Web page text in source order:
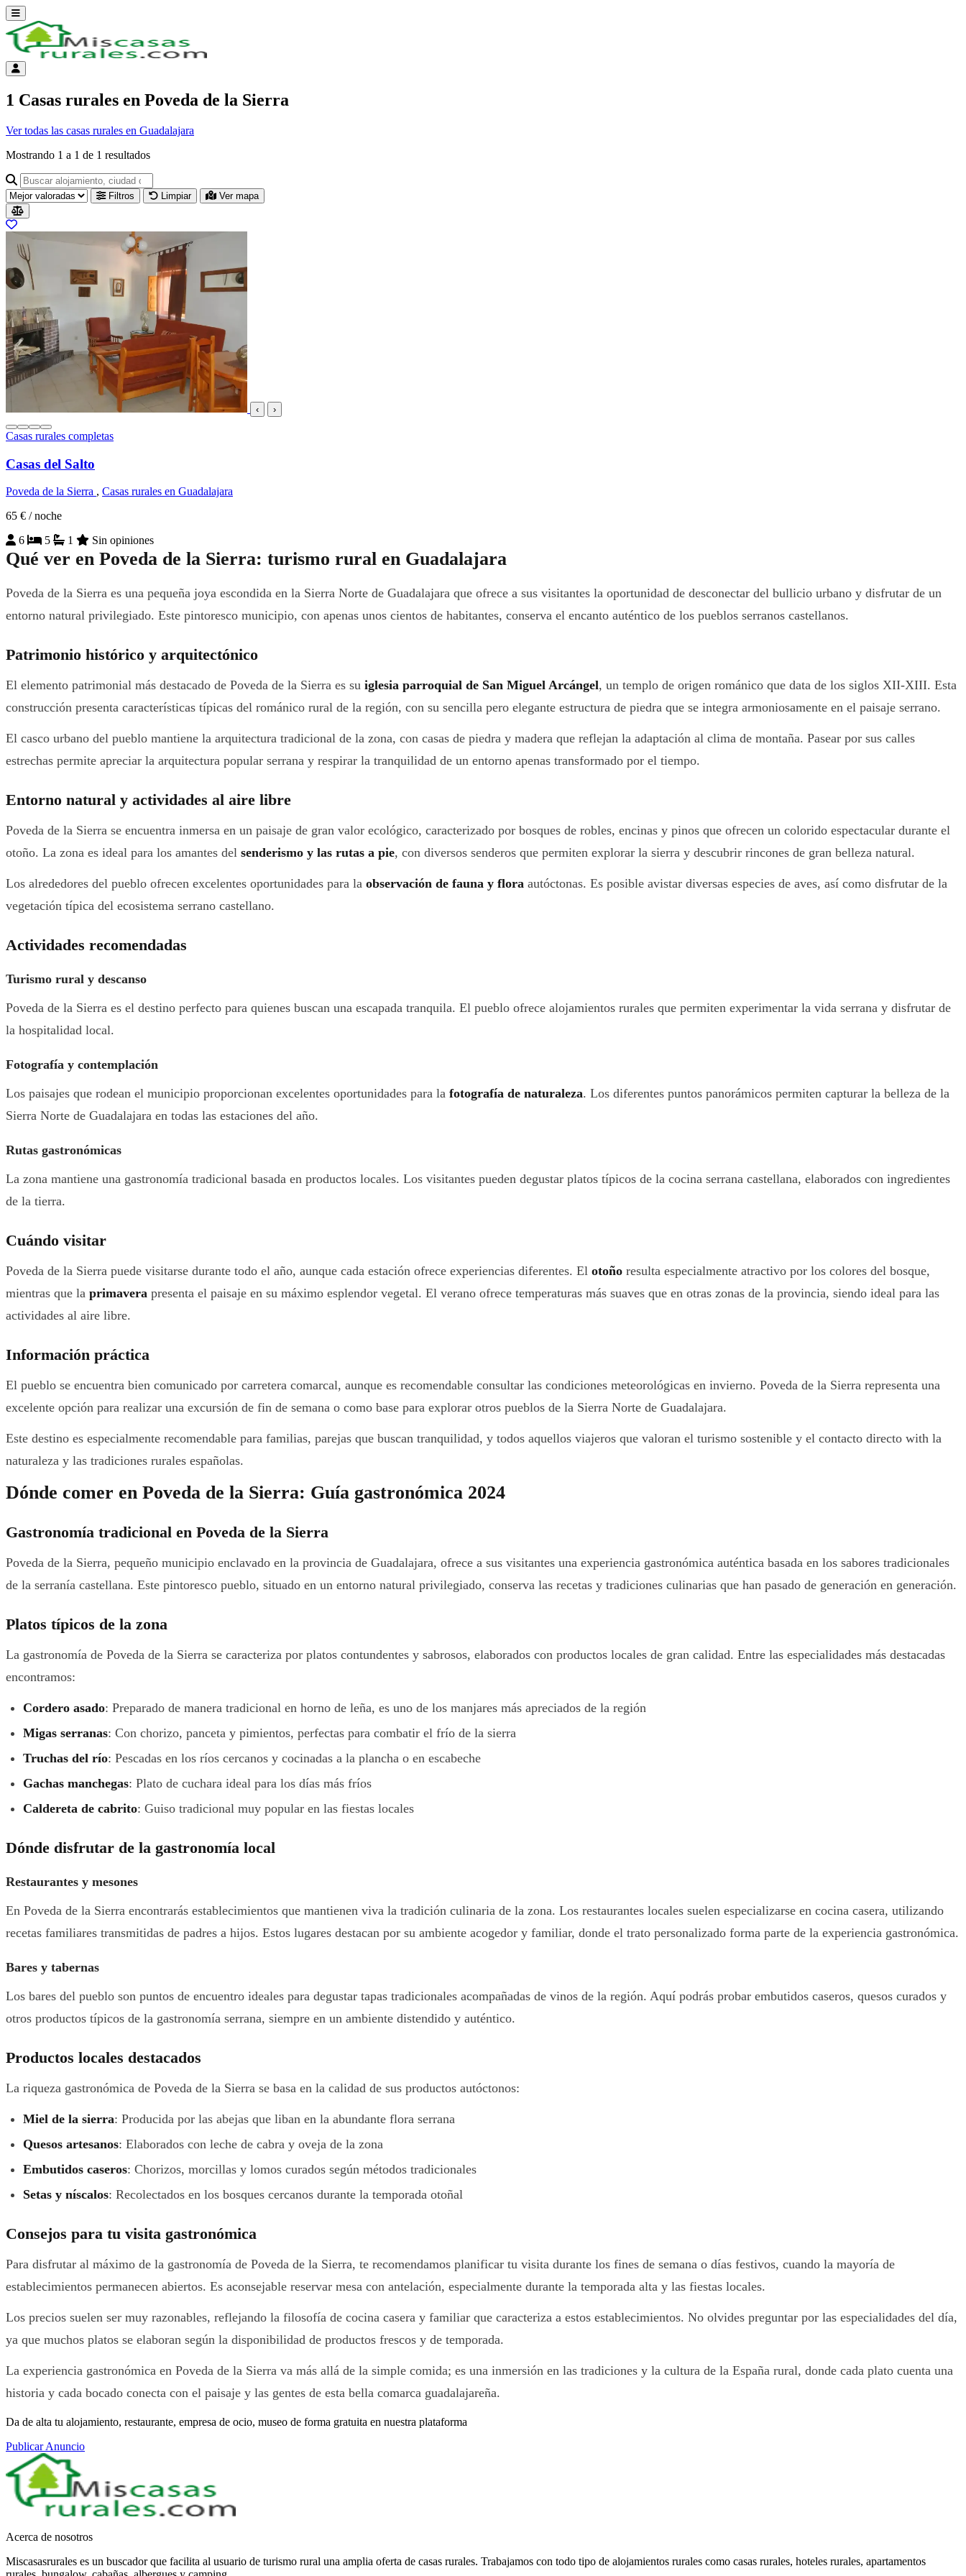
Abrir menú
Menú de cuenta
1 Casas rurales en Poveda de la Sierra
Ver todas las casas rurales en Guadalajara
Mostrando 1 a 1 de 1 resultados
Buscar alojamiento, ciudad o provincia para ir a su página
Filtros Limpiar Ver mapa
Resultados del listado
‹ ›
Casas rurales completas
Casas del Salto
Poveda de la Sierra , Casas rurales en Guadalajara
65 € / noche
6
5 1 Sin opiniones
Qué ver en Poveda de la Sierra: turismo rural en Guadalajara
Poveda de la Sierra es una pequeña joya escondida en la Sierra Norte de Guadalajara que ofrece a sus visitantes la oportunidad de desconectar del bullicio urbano y disfrutar de un
entorno natural privilegiado. Este pintoresco municipio, con apenas unos cientos de habitantes, conserva el encanto auténtico de los pueblos serranos castellanos.
Patrimonio histórico y arquitectónico
El elemento patrimonial más destacado de Poveda de la Sierra es su iglesia parroquial de San Miguel Arcángel, un templo de origen románico que data de los siglos XII-XIII. Esta
construcción presenta características típicas del románico rural de la región, con su sencilla pero elegante estructura de piedra que se integra armoniosamente en el paisaje serrano.
El casco urbano del pueblo mantiene la arquitectura tradicional de la zona, con casas de piedra y madera que reflejan la adaptación al clima de montaña. Pasear por sus calles
estrechas permite apreciar la arquitectura popular serrana y respirar la tranquilidad de un entorno apenas transformado por el tiempo.
Entorno natural y actividades al aire libre
Poveda de la Sierra se encuentra inmersa en un paisaje de gran valor ecológico, caracterizado por bosques de robles, encinas y pinos que ofrecen un colorido espectacular durante el
otoño. La zona es ideal para los amantes del senderismo y las rutas a pie, con diversos senderos que permiten explorar la sierra y descubrir rincones de gran belleza natural.
Los alrededores del pueblo ofrecen excelentes oportunidades para la observación de fauna y flora autóctonas. Es posible avistar diversas especies de aves, así como disfrutar de la
vegetación típica del ecosistema serrano castellano.
Actividades recomendadas
Turismo rural y descanso
Poveda de la Sierra es el destino perfecto para quienes buscan una escapada tranquila. El pueblo ofrece alojamientos rurales que permiten experimentar la vida serrana y disfrutar de
la hospitalidad local.
Fotografía y contemplación
Los paisajes que rodean el municipio proporcionan excelentes oportunidades para la fotografía de naturaleza. Los diferentes puntos panorámicos permiten capturar la belleza de la
Sierra Norte de Guadalajara en todas las estaciones del año.
Rutas gastronómicas
La zona mantiene una gastronomía tradicional basada en productos locales. Los visitantes pueden degustar platos típicos de la cocina serrana castellana, elaborados con ingredientes
de la tierra.
Cuándo visitar
Poveda de la Sierra puede visitarse durante todo el año, aunque cada estación ofrece experiencias diferentes. El otoño resulta especialmente atractivo por los colores del bosque,
mientras que la primavera presenta el paisaje en su máximo esplendor vegetal. El verano ofrece temperaturas más suaves que en otras zonas de la provincia, siendo ideal para las
actividades al aire libre.
Información práctica
El pueblo se encuentra bien comunicado por carretera comarcal, aunque es recomendable consultar las condiciones meteorológicas en invierno. Poveda de la Sierra representa una
excelente opción para realizar una excursión de fin de semana o como base para explorar otros pueblos de la Sierra Norte de Guadalajara.
Este destino es especialmente recomendable para familias, parejas que buscan tranquilidad, y todos aquellos viajeros que valoran el turismo sostenible y el contacto directo with la
naturaleza y las tradiciones rurales españolas.
Dónde comer en Poveda de la Sierra: Guía gastronómica 2024
Gastronomía tradicional en Poveda de la Sierra
Poveda de la Sierra, pequeño municipio enclavado en la provincia de Guadalajara, ofrece a sus visitantes una experiencia gastronómica auténtica basada en los sabores tradicionales
de la serranía castellana. Este pintoresco pueblo, situado en un entorno natural privilegiado, conserva las recetas y tradiciones culinarias que han pasado de generación en generación.
Platos típicos de la zona
La gastronomía de Poveda de la Sierra se caracteriza por platos contundentes y sabrosos, elaborados con productos locales de gran calidad. Entre las especialidades más destacadas
encontramos:
Cordero asado: Preparado de manera tradicional en horno de leña, es uno de los manjares más apreciados de la región
Migas serranas: Con chorizo, panceta y pimientos, perfectas para combatir el frío de la sierra
Truchas del río: Pescadas en los ríos cercanos y cocinadas a la plancha o en escabeche
Gachas manchegas: Plato de cuchara ideal para los días más fríos
Caldereta de cabrito: Guiso tradicional muy popular en las fiestas locales
Dónde disfrutar de la gastronomía local
Restaurantes y mesones
En Poveda de la Sierra encontrarás establecimientos que mantienen viva la tradición culinaria de la zona. Los restaurantes locales suelen especializarse en cocina casera, utilizando
recetas familiares transmitidas de padres a hijos. Estos lugares destacan por su ambiente acogedor y familiar, donde el trato personalizado forma parte de la experiencia gastronómica.
Bares y tabernas
Los bares del pueblo son puntos de encuentro ideales para degustar tapas tradicionales acompañadas de vinos de la región. Aquí podrás probar embutidos caseros, quesos curados y
otros productos típicos de la gastronomía serrana, siempre en un ambiente distendido y auténtico.
Productos locales destacados
La riqueza gastronómica de Poveda de la Sierra se basa en la calidad de sus productos autóctonos:
Miel de la sierra: Producida por las abejas que liban en la abundante flora serrana
Quesos artesanos: Elaborados con leche de cabra y oveja de la zona
Embutidos caseros: Chorizos, morcillas y lomos curados según métodos tradicionales
Setas y níscalos: Recolectados en los bosques cercanos durante la temporada otoñal
Consejos para tu visita gastronómica
Para disfrutar al máximo de la gastronomía de Poveda de la Sierra, te recomendamos planificar tu visita durante los fines de semana o días festivos, cuando la mayoría de
establecimientos permanecen abiertos. Es aconsejable reservar mesa con antelación, especialmente durante la temporada alta y las fiestas locales.
Los precios suelen ser muy razonables, reflejando la filosofía de cocina casera y familiar que caracteriza a estos establecimientos. No olvides preguntar por las especialidades del día,
ya que muchos platos se elaboran según la disponibilidad de productos frescos y de temporada.
La experiencia gastronómica en Poveda de la Sierra va más allá de la simple comida; es una inmersión en las tradiciones y la cultura de la España rural, donde cada plato cuenta una
historia y cada bocado conecta con el paisaje y las gentes de esta bella comarca guadalajareña.
Da de alta tu alojamiento, restaurante, empresa de ocio, museo de forma gratuita en nuestra plataforma
Publicar Anuncio
Acerca de nosotros
Miscasasrurales es un buscador que facilita al usuario de turismo rural una amplia oferta de casas rurales. Trabajamos con todo tipo de alojamientos rurales como casas rurales, hoteles rurales, apartamentos